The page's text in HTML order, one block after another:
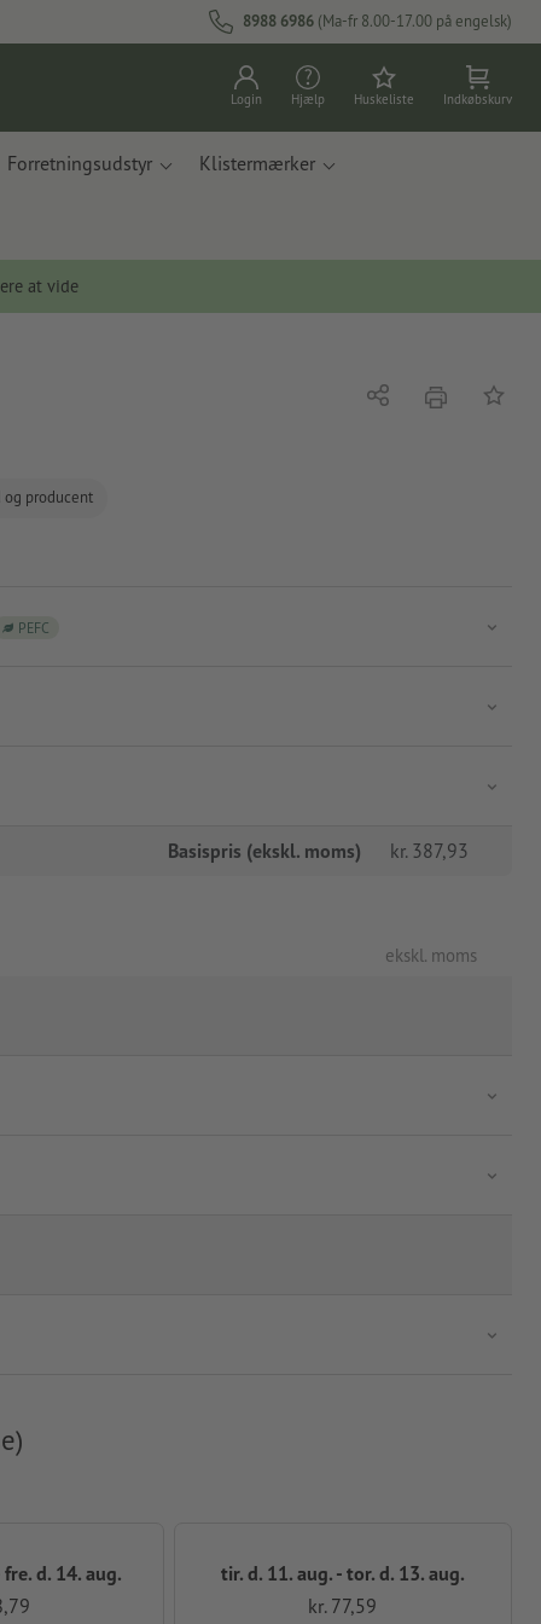
8988 6986 (Ma-fr 8.00-17.00 på engelsk)
Login Hjælp Huskeliste Indkøbskurv
Forretningsudstyr Klistermærker
at vide
og producent
Del tryk Tilføj
PEFC
Basispris (ekskl. moms) kr. 387,93
ekskl. moms
d. 14. aug.
tir. d. 11. aug. - tor. d. 13. aug.
kr. 77,59